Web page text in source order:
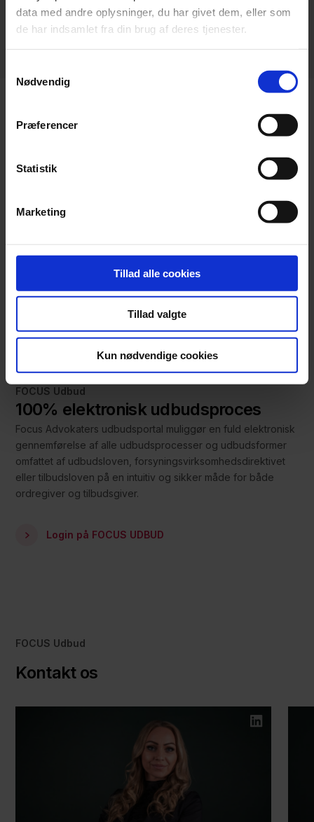
data med andre oplysninger, du har givet dem, eller som
de har indsamlet fra din brug af deres tjenester.
Nødvendig
Præferencer
Statistik
Marketing
Tillad alle cookies
Tillad valgte
Kun nødvendige cookies
Udbudsstrategi
FOCUS Udbud
100% elektronisk udbudsproces
Focus Advokaters udbudsportal muliggør en fuld elektronisk
gennemførelse af alle udbudsprocesser og udbudsformer
omfattet af udbudsloven, forsyningsvirksomhedsdirektivet
eller tilbudsloven på en intuitiv og sikker måde for både
ordregiver og tilbudsgiver.
Login på FOCUS UDBUD
FOCUS Udbud
Kontakt os